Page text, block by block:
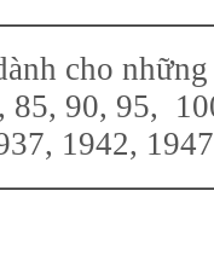
cho những
85, 90, 95,
1937,